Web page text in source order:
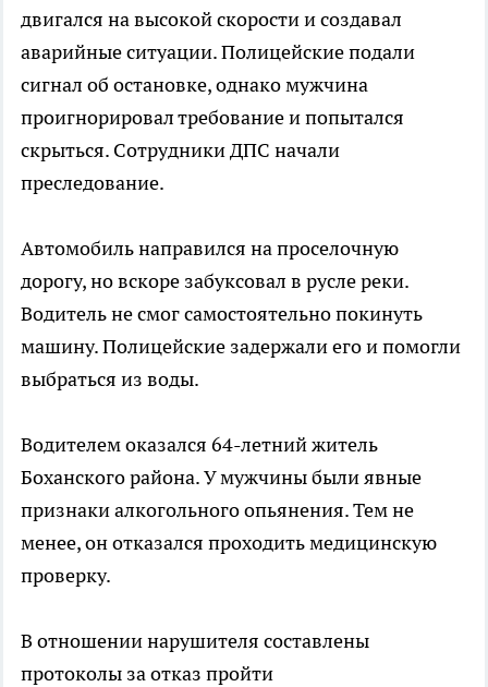
двигался на высокой скорости и создавал
аварийные ситуации. Полицейские подали
сигнал об остановке, однако мужчина
проигнорировал требование и попытался
скрыться. Сотрудники ДПС начали
преследование.
Автомобиль направился на проселочную
дорогу, но вскоре забуксовал в русле реки.
Водитель не смог самостоятельно покинуть
машину. Полицейские задержали его и помогли
выбраться из воды.
Водителем оказался 64-летний житель
Боханского района. У мужчины были явные
признаки алкогольного опьянения. Тем не
менее, он отказался проходить медицинскую
проверку.
В отношении нарушителя составлены
протоколы за отказ пройти